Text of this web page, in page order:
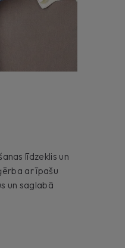
līdzeklis un
ar īpašu
un saglabā